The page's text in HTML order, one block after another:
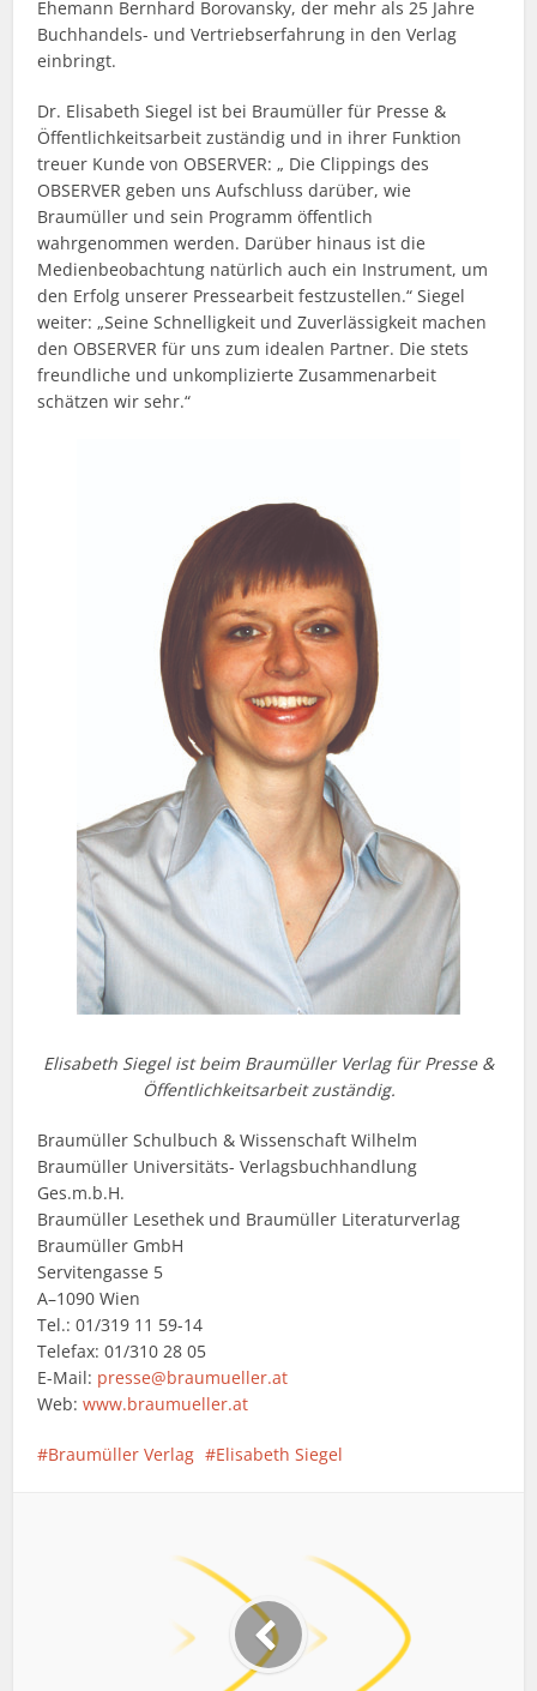
Ehemann Bernhard Borovansky, der mehr als 25 Jahre
Buchhandels- und Vertriebserfahrung in den Verlag
einbringt.
Dr. Elisabeth Siegel ist bei Braumüller für Presse &
Öffentlichkeitsarbeit zuständig und in ihrer Funktion
treuer Kunde von OBSERVER: „ Die Clippings des
OBSERVER geben uns Aufschluss darüber, wie
Braumüller und sein Programm öffentlich
wahrgenommen werden. Darüber hinaus ist die
Medienbeobachtung natürlich auch ein Instrument, um
den Erfolg unserer Pressearbeit festzustellen.“ Siegel
weiter: „Seine Schnelligkeit und Zuverlässigkeit machen
den OBSERVER für uns zum idealen Partner. Die stets
freundliche und unkomplizierte Zusammenarbeit
schätzen wir sehr.“
Elisabeth Siegel ist beim Braumüller Verlag für Presse &
Öffentlichkeitsarbeit zuständig.
Braumüller Schulbuch & Wissenschaft Wilhelm
Braumüller Universitäts- Verlagsbuchhandlung
Ges.m.b.H.
Braumüller Lesethek und Braumüller Literaturverlag
Braumüller GmbH
Servitengasse 5
A–1090 Wien
Tel.: 01/319 11 59-14
Telefax: 01/310 28 05
E-Mail: presse@braumueller.at
Web:www.braumueller.at
Braumüller Verlag Elisabeth Siegel